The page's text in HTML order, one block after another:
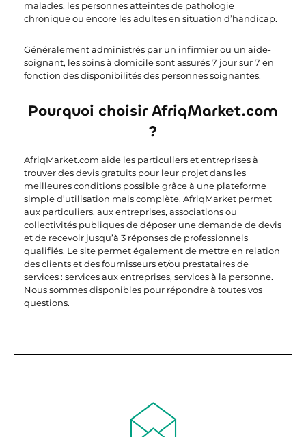
malades, les personnes atteintes de pathologie
chronique ou encore les adultes en situation d’handicap.
Généralement administrés par un infirmier ou un aide-
soignant, les soins à domicile sont assurés 7 jour sur 7 en
fonction des disponibilités des personnes soignantes.
Pourquoi choisir AfriqMarket.com
?
AfriqMarket.com aide les particuliers et entreprises à
trouver des devis gratuits pour leur projet dans les
meilleures conditions possible grâce à une plateforme
simple d’utilisation mais complète. AfriqMarket permet
aux particuliers, aux entreprises, associations ou
collectivités publiques de déposer une demande de devis
et de recevoir jusqu’à 3 réponses de professionnels
qualifiés. Le site permet également de mettre en relation
des clients et des fournisseurs et/ou prestataires de
services : services aux entreprises, services à la personne.
Nous sommes disponibles pour répondre à toutes vos
questions.